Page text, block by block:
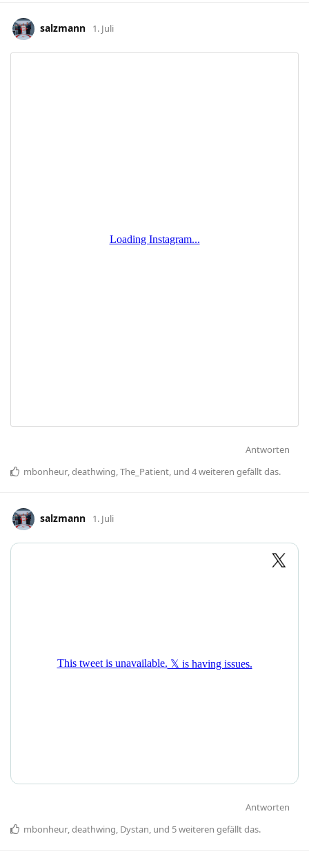
salzmann 1. Juli
Antworten
mbonheur,deathwing,The_Patient, und 4weiteren gefällt das.
salzmann 1. Juli
Antworten
mbonheur,deathwing, Dystan, und 5weiteren gefällt das.